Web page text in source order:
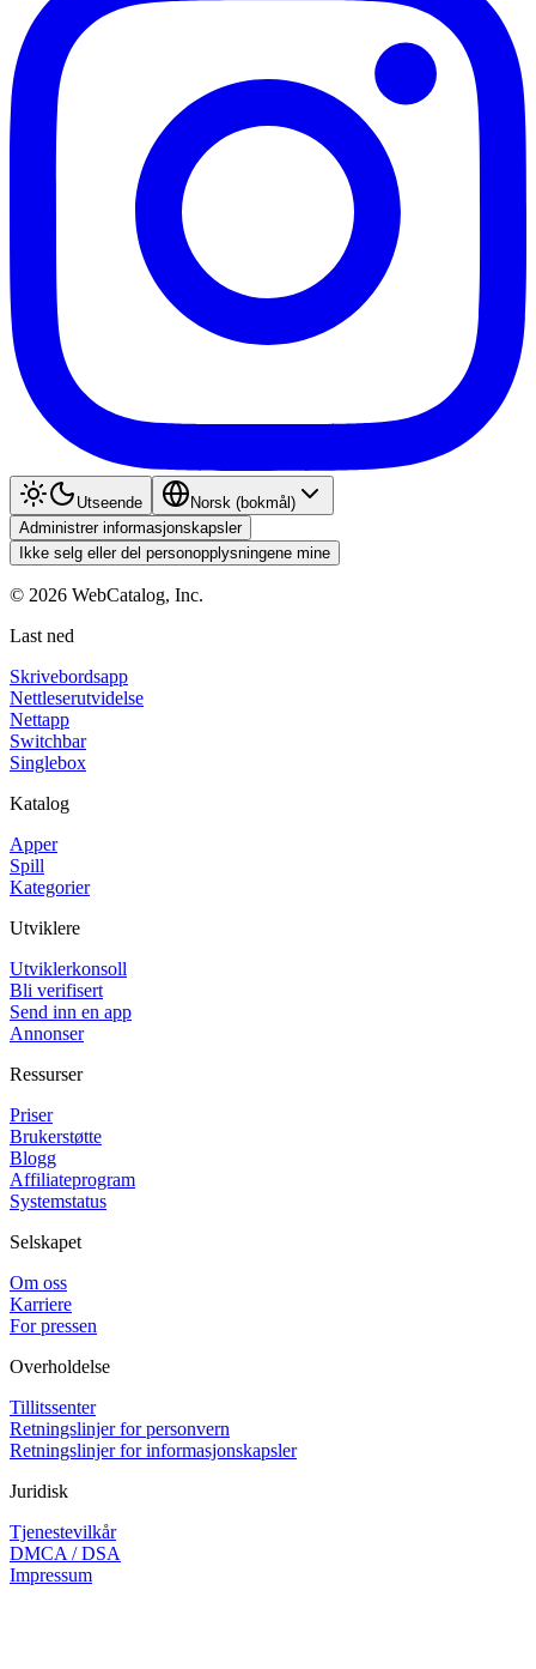
Utseende
Norsk (bokmål)
Administrer informasjonskapsler
Ikke selg eller del personopplysningene mine
© 2026 WebCatalog, Inc.
Last ned
Skrivebordsapp
Nettleserutvidelse
Nettapp
Switchbar
Singlebox
Katalog
Apper
Spill
Kategorier
Utviklere
Utviklerkonsoll
Bli verifisert
Send inn en app
Annonser
Ressurser
Priser
Brukerstøtte
Blogg
Affiliateprogram
Systemstatus
Selskapet
Om oss
Karriere
For pressen
Overholdelse
Tillitssenter
Retningslinjer for personvern
Retningslinjer for informasjonskapsler
Juridisk
Tjenestevilkår
DMCA / DSA
Impressum